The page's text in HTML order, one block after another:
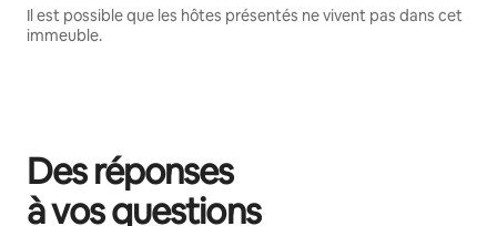
Il est possible que les hôtes présentés ne vivent pas dans cet
immeuble.
Des réponses
à vos questions